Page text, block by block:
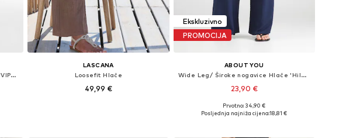
Wide Leg/ Široke nogavice Hlače 'VIPLisa'
LASCANA
Loosefit Hlače
49,99 €
Ekskluzivno
PROMOCIJA
ABOUT YOU
Wide Leg/ Široke nogavice Hlače 'Hilde'
23,90 €
Dostupne veličine: 34, 36, 38, 40
Prvotno: 34,90 €
Posljednja najniža cijena:18,81 €